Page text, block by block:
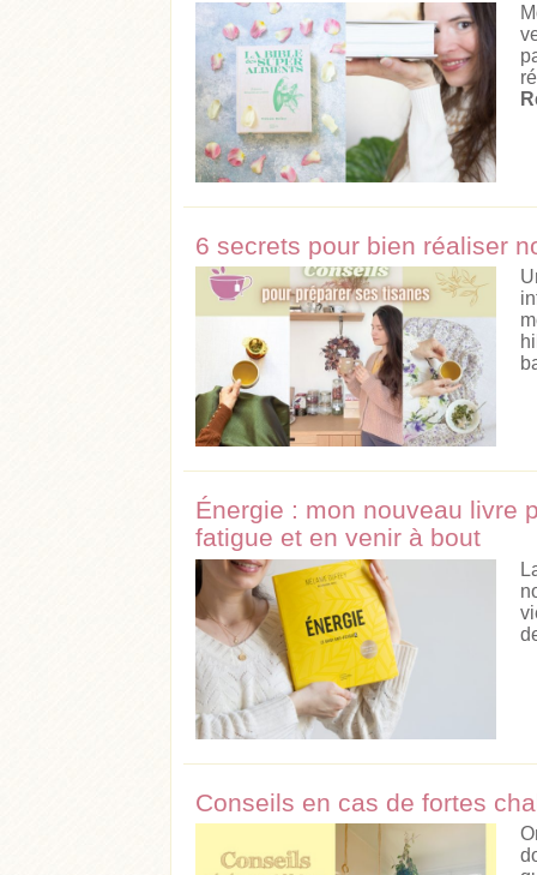
6 secrets pour bien réaliser
Énergie : mon nouveau livre
fatigue et en venir à bout
Conseils en cas de fortes